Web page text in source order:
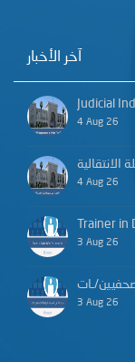
آخر الأخبار
Judicial
4 Aug 26
الانتقالية
4 Aug 26
Trainer in
3 Aug 26
ـات
3 Aug 26